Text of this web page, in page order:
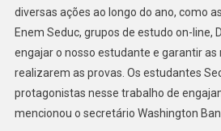
diversas ações ao longo do ano, como
Enem Seduc, grupos de estudo on-line,
engajar o nosso estudante e garantir
realizarem as provas. Os estudantes
protagonistas nesse trabalho de
mencionou o secretário Washington